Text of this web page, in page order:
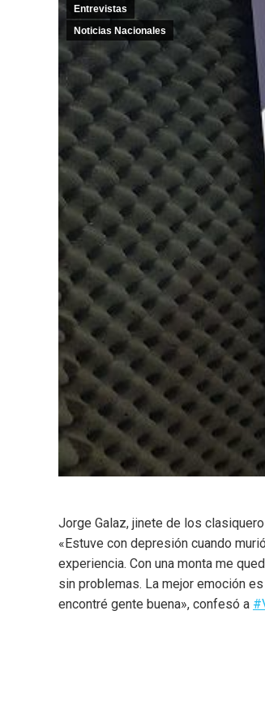
Entrevistas
Noticias Nacionales
Jorge Galaz, jinete de los
«Estuve con depresión cuando
experiencia. Con una monta me
sin problemas. La mejor emoción
encontré gente buena», confesó a